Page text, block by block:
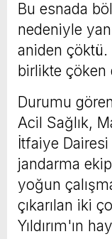
Bu esnada
nedeniyle
aniden çöktü.
birlikte çöken
Durumu
Acil Sağlık,
İtfaiye Dairesi
jandarma
yoğun
çıkarılan iki
Yıldırım'ın